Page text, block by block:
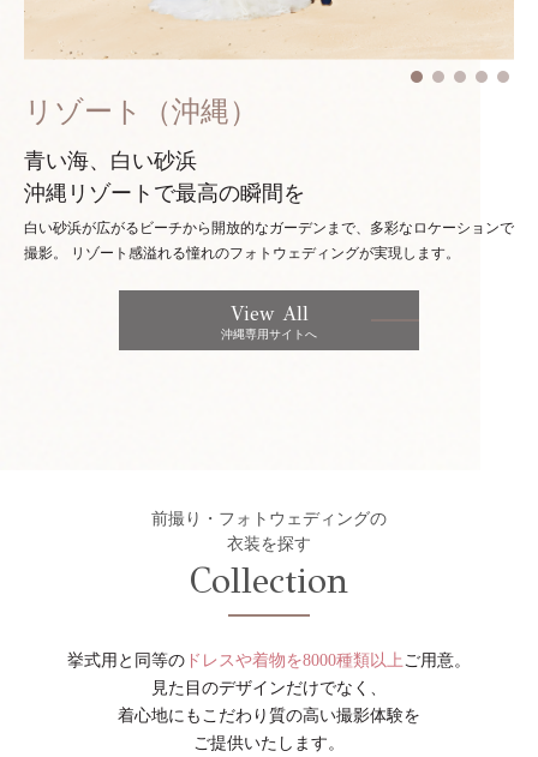
リゾート（沖縄）
青い海、白い砂浜
沖縄リゾートで最高の瞬間を
白い砂浜が広がるビーチから開放的なガーデンまで、多彩なロケーションで
撮影。
リゾート感溢れる憧れのフォトウェディングが実現します。
View All
沖縄専用サイトへ
前撮り・フォトウェディングの
衣装を探す
Collection
挙式用と同等の ドレスや着物を8000種類以上 ご用意。
見た目のデザインだけでなく、
着心地にもこだわり質の高い撮影体験を
ご提供いたします。